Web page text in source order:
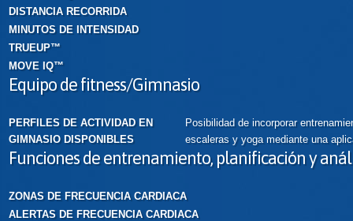
DISTANCIA RECORRIDA
MINUTOS DE INTENSIDAD
TRUEUP™
MOVE IQ™
Equipo de fitness/Gimnasio
PERFILES DE ACTIVIDAD EN
GIMNASIO DISPONIBLES
Posibilidad de incorporar
escaleras y yoga mediante una
Funciones de entrenamiento, planificación y
ZONAS DE FRECUENCIA CARDIACA
ALERTAS DE FRECUENCIA CARDIACA